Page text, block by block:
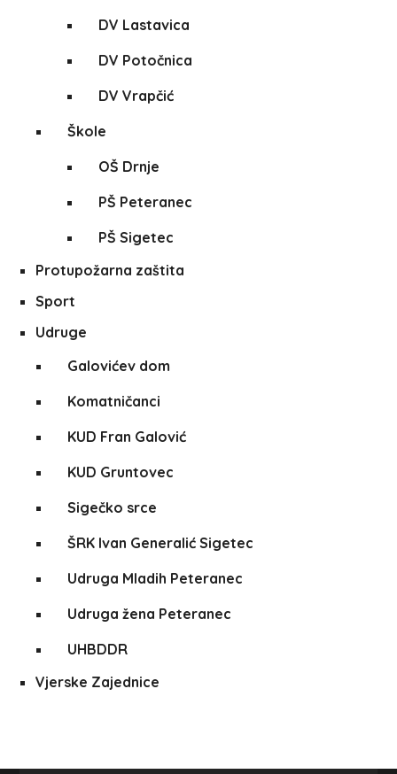
DV Lastavica
DV Potočnica
DV Vrapčić
Škole
OŠ Drnje
PŠ Peteranec
PŠ Sigetec
Protupožarna zaštita
Sport
Udruge
Galovićev dom
Komatničanci
KUD Fran Galović
KUD Gruntovec
Sigečko srce
ŠRK Ivan Generalić Sigetec
Udruga Mladih Peteranec
Udruga žena Peteranec
UHBDDR
Vjerske Zajednice